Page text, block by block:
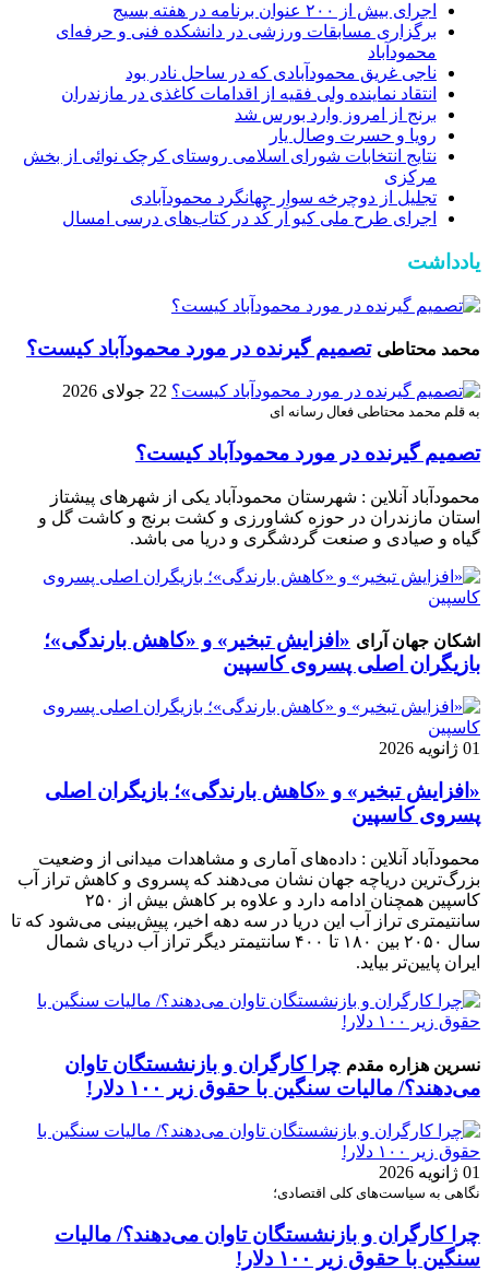
اجرای بیش از ۲۰۰ عنوان برنامه در هفته بسیج
برگزاری مسابقات ورزشی در دانشکده فنی و حرفه‌ای
محمودآباد
ناجی غریق محمودآبادی که در ساحل نادر بود
انتقاد نماینده ولی فقیه از اقدامات کاغذی در مازندران
برنج از امروز وارد بورس شد
رویا و حسرت وصال یار
نتایج انتخابات شورای اسلامی روستای کرچک نوائی از بخش
مرکزی
تجلیل از دوچرخه سوار جهانگرد محمودآبادی
اجرای طرح ملی کیو آر کُد در کتاب‌های درسی امسال
یادداشت
محمد محتاطی تصمیم گیرنده در مورد محمودآباد کیست؟
22 جولای 2026
به قلم محمد محتاطی فعال رسانه ای
تصمیم گیرنده در مورد محمودآباد کیست؟
محمودآباد آنلاین : شهرستان محمودآباد یکی از شهرهای پیشتاز
استان مازندران در حوزه کشاورزی و کشت برنج و کاشت گل و
گیاه و صیادی و صنعت گردشگری و دریا می باشد.
اشکان جهان آرای «افزایش تبخیر» و «کاهش بارندگی»؛
بازیگران اصلی پسروی کاسپین
01 ژانویه 2026
«افزایش تبخیر» و «کاهش بارندگی»؛ بازیگران اصلی
پسروی کاسپین
محمودآباد آنلاین : داده‌های آماری و مشاهدات میدانی از وضعیت
بزرگ‌ترین دریاچه جهان نشان می‌دهند که پسروی و کاهش تراز آب
کاسپین همچنان ادامه دارد و علاوه بر کاهش بیش از ۲۵۰
سانتیمتری تراز آب این دریا در سه دهه اخیر، پیش‌بینی می‌شود که تا
سال ۲۰۵۰ بین ۱۸۰ تا ۴۰۰ سانتیمتر دیگر تراز آب دریای شمال
ایران پایین‌تر بیاید.
نسرین هزاره مقدم چرا کارگران و بازنشستگان تاوان
می‌دهند؟/ مالیات سنگین با حقوق زیر ۱۰۰ دلار!
01 ژانویه 2026
نگاهی به سیاست‌های کلی اقتصادی؛
چرا کارگران و بازنشستگان تاوان می‌دهند؟/ مالیات
سنگین با حقوق زیر ۱۰۰ دلار!